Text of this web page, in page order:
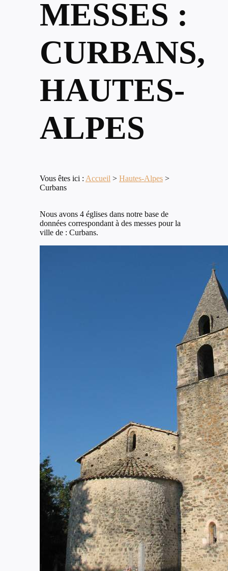
MESSES :
CURBANS,
HAUTES-
ALPES
Vous êtes ici : Accueil > Hautes-Alpes >
Curbans
Nous avons 4 églises dans notre base de
données correspondant à des messes pour la
ville de : Curbans.